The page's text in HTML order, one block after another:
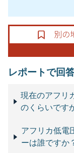
レポートで回
現在のアフリ
のくらいです
アフリカ低電
ーは誰ですか